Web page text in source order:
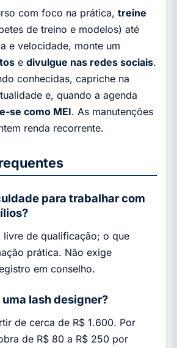
com foco na prática, treine
de treino e modelos) até
e velocidade, monte um
e divulgue nas redes sociais.
conhecidas, capriche na
e, quando a agenda
se como MEI. As manutenções
renda recorrente.
para trabalhar com
livre de qualificação; o que
prática. Não exige
em conselho.
lash designer?
de cerca de R$ 1.600. Por
de R$ 80 a R$ 250 por